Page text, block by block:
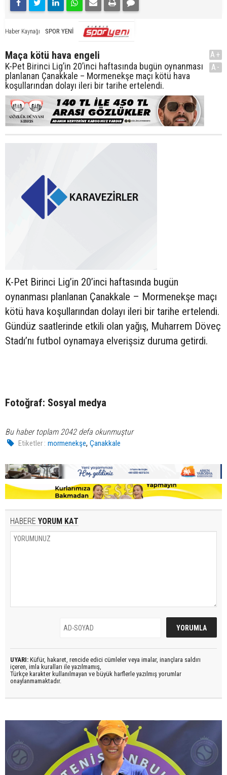
Haber Kaynağı SPOR YENİ
Maça kötü hava engeli
K-Pet Birinci Lig’in 20’inci haftasında bugün oynanması
planlanan Çanakkale – Mormenekşe maçı kötü hava
koşullarından dolayı ileri bir tarihe ertelendi.
A+
A-
K-Pet Birinci Lig’in 20’inci haftasında bugün
oynanması planlanan Çanakkale – Mormenekşe maçı
kötü hava koşullarından dolayı ileri bir tarihe ertelendi.
Gündüz saatlerinde etkili olan yağış, Muharrem Döveç
Stadı’nı futbol oynamaya elverişsiz duruma getirdi.
Fotoğraf: Sosyal medya
Bu haber toplam 2042 defa okunmuştur
Etiketler : mormenekşe,Çanakkale
HABERE YORUM KAT
UYARI: Küfür, hakaret, rencide edici cümleler veya imalar, inançlara saldırı
içeren, imla kuralları ile yazılmamış,
Türkçe karakter kullanılmayan ve büyük harflerle yazılmış yorumlar
onaylanmamaktadır.